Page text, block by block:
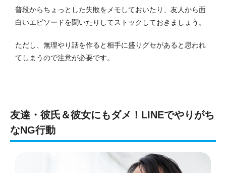
普段からちょっとした失敗をメモしておいたり、友人から面
白いエピソードを聞いたりしてストックしておきましょう。
ただし、無理やり話を作ると相手に盛りグセがあると思われ
てしまうので注意が必要です。
友達・彼氏＆彼女にもダメ！LINEでやりがち
なNG行動